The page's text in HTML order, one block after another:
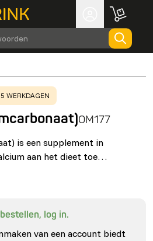
WERKDAGEN
OM177
is een supplement in
aan het dieet toe…
log in.
van een account biedt